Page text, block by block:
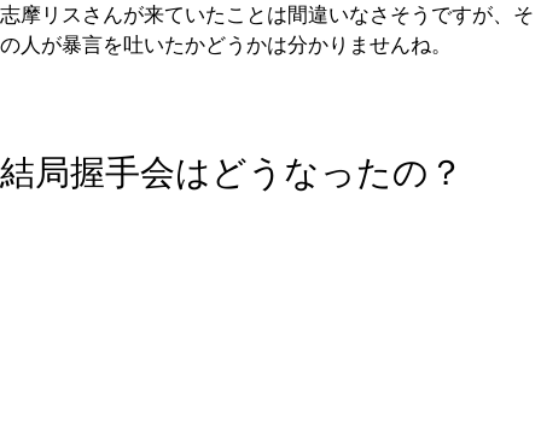
志摩リスさんが来ていたことは間違いなさそうですが、そ
の人が暴言を吐いたかどうかは分かりませんね。
結局握手会はどうなったの？